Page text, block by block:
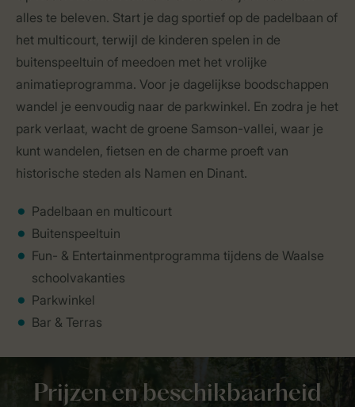
alles te beleven. Start je dag sportief op de padelbaan of
het multicourt, terwijl de kinderen spelen in de
buitenspeeltuin of meedoen met het vrolijke
animatieprogramma. Voor je dagelijkse boodschappen
wandel je eenvoudig naar de parkwinkel. En zodra je het
park verlaat, wacht de groene Samson-vallei, waar je
kunt wandelen, fietsen en de charme proeft van
historische steden als Namen en Dinant.
Padelbaan en multicourt
Buitenspeeltuin
Fun- & Entertainmentprogramma tijdens de Waalse
schoolvakanties
Parkwinkel
Bar & Terras
Prijzen en beschikbaarheid